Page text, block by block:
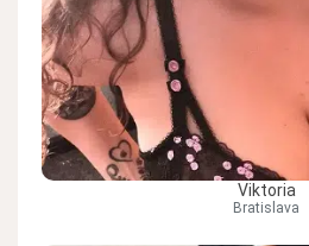
Viktoria
Bratislava